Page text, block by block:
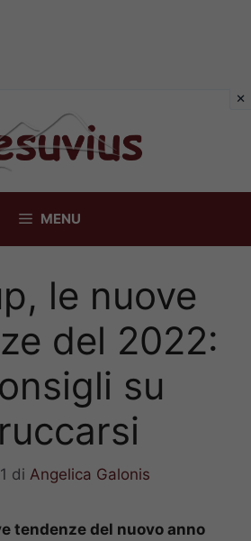
MENU
le nuove
del 2022:
su
di Angelica Galonis
tendenze del nuovo anno